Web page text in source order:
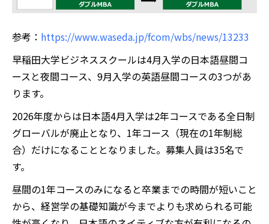
参考： https://www.waseda.jp/fcom/wbs/news/13233
早稲田大学ビジネススクールは4月入学の日本語昼間コ
ースと夜間コース、9月入学の英語昼間コースの3つがあ
ります。
2026年度からは日本語4月入学は2年コースである全日制
グローバルが廃止となり、1年コース（現在の1年制総
合）だけになることとなりました。募集人員は35名で
す。
昼間の1年コースのみになると卒業までの時間が短いこと
から、経営学の基礎知識が今までよりも求められる可能